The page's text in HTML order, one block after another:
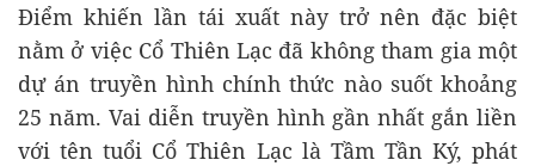
Điểm khiến lần tái xuất này trở nên đặc biệt
nằm ở việc Cổ Thiên Lạc đã không tham gia một
dự án truyền hình chính thức nào suốt khoảng
25 năm. Vai diễn truyền hình gần nhất gắn liền
với tên tuổi Cổ Thiên Lạc là Tầm Tần Ký, phát